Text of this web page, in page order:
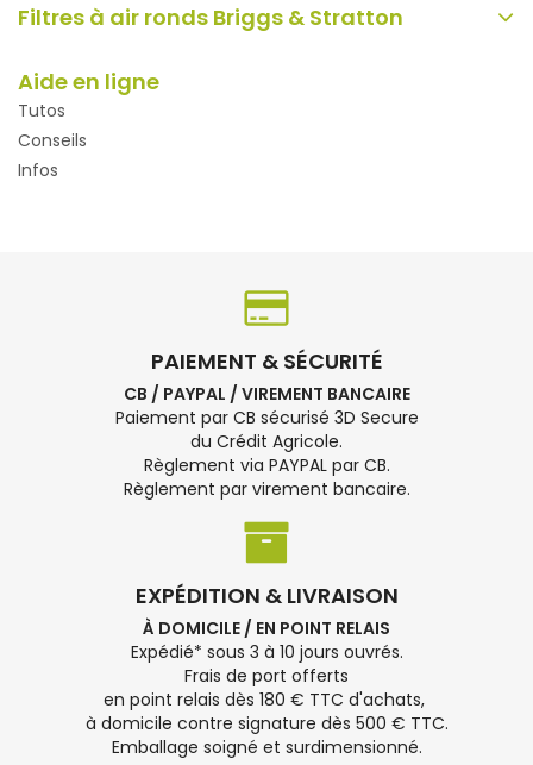
Filtres à air ronds Briggs & Stratton
Aide en ligne
Tutos
Conseils
Infos
PAIEMENT & SÉCURITÉ
CB / PAYPAL / VIREMENT BANCAIRE
Paiement par CB sécurisé 3D Secure
du Crédit Agricole.
Règlement via PAYPAL par CB.
Règlement par virement bancaire.
EXPÉDITION & LIVRAISON
À DOMICILE / EN POINT RELAIS
Expédié* sous 3 à 10 jours ouvrés.
Frais de port offerts
en point relais dès 180 € TTC d'achats,
à domicile contre signature dès 500 € TTC.
Emballage soigné et surdimensionné.